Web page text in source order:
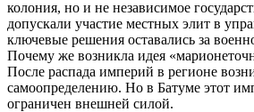
колония, но и не независимое
допускали участие местных элит в
ключевые решения оставались за
Почему же возникла идея
После распада империй в регионе
самоопределению. Но в Батуме этот
ограничен внешней силой.